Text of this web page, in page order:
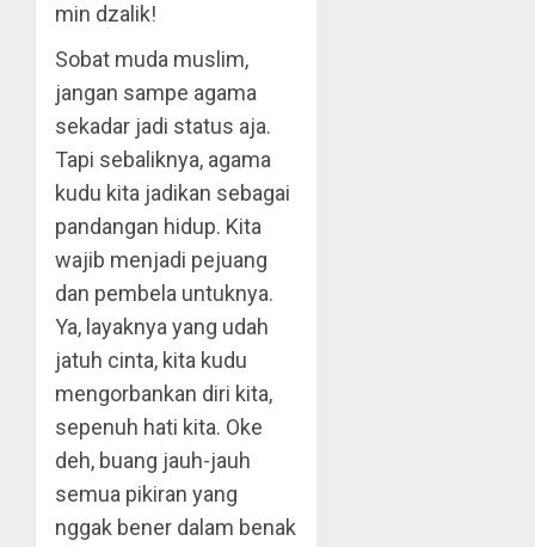
min dzalik!
Sobat muda muslim,
jangan sampe agama
sekadar jadi status aja.
Tapi sebaliknya, agama
kudu kita jadikan sebagai
pandangan hidup. Kita
wajib menjadi pejuang
dan pembela untuknya.
Ya, layaknya yang udah
jatuh cinta, kita kudu
mengorbankan diri kita,
sepenuh hati kita. Oke
deh, buang jauh-jauh
semua pikiran yang
nggak bener dalam benak